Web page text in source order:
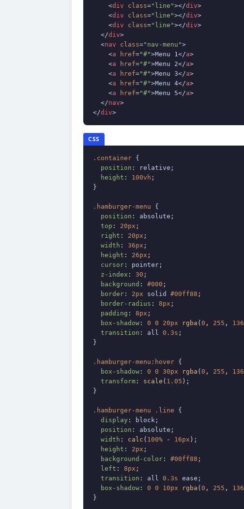
<div class="line"></div>
<div class="line"></div>
<div class="line"></div>
</div>
<nav class="nav-menu">
<a href="#">Menu 1</a>
<a href="#">Menu 2</a>
<a href="#">Menu 3</a>
<a href="#">Menu 4</a>
<a href="#">Menu 5</a>
</nav>
</div>
CSS
.container {
position : relative;
height : 100vh ;
}
.hamburger-menu {
position : absolute;
top : 20px ;
right : 20px ;
width : 36px ;
height : 26px ;
cursor : pointer;
z-index : 30 ;
background : #000 ;
border : 2px solid #00ff88 ;
border-radius : 8px ;
padding : 8px ;
box-shadow : 0 0 20px rgba ( 0 , 255 , 136
transition : all 0.3s ;
}
.hamburger-menu :hover {
box-shadow : 0 0 30px rgba ( 0 , 255 , 136
transform : scale ( 1.05 );
}
.hamburger-menu .line {
display : block;
position : absolute;
width : calc ( 100% - 16px );
height : 2px ;
background-color : #00ff88 ;
left : 8px ;
transition : all 0.3s ease;
box-shadow : 0 0 10px rgba ( 0 , 255 , 136
}